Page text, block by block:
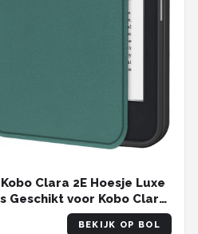
Clara 2E Hoesje Luxe
Geschikt voor Kobo Clara
Donkergroen
BEKIJK OP BOL